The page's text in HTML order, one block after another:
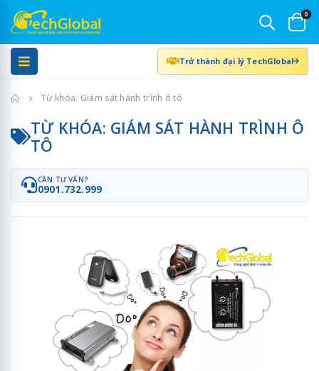
0
Trở thành đại lý TechGlobal
Trang chủTừ khóa: Giám sát hành trình ô tô
TỪ KHÓA: GIÁM SÁT HÀNH TRÌNH Ô
TÔ
CẦN TƯ VẤN?
0901.732.999